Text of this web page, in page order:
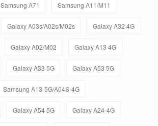
Samsung A71 Samsung A11/M11
Galaxy A03s/A02s/M02s Galaxy A32 4G
Galaxy A02/M02 Galaxy A13 4G
Galaxy A33 5G Galaxy A53 5G
Samsung A13-5G/A04S-4G
Galaxy A54 5G Galaxy A24-4G